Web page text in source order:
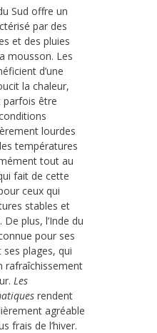
Sud offre un
par des
et des pluies
mousson. Les
d’une
la chaleur,
parfois être
lourdes
températures
tout au
fait de cette
ceux qui
stables et
plus, l’Inde du
pour ses
plages, qui
rafraîchissement
Les
rendent
agréable
frais de l’hiver.